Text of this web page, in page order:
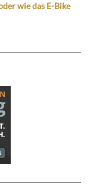
wie das E-Bike